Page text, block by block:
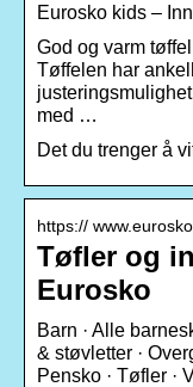
Eurosko kids –
God og varm
Tøffelen har
med …
Det du trenger å
https://
Tøfler og
Eurosko
Barn · Alle
& støvletter ·
Pensko · Tøfler ·